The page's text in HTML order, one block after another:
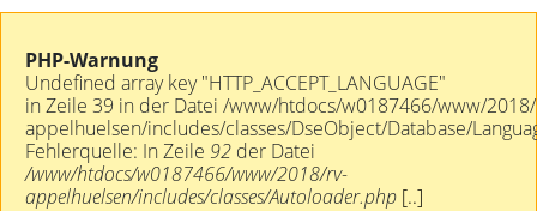
PHP-Warnung
Undefined array key "HTTP_ACCEPT_LANGUAGE"
in Zeile 39 in der Datei /www/htdocs/w0187466/www/
appelhuelsen/includes/classes/DseObject/Database/
Fehlerquelle: In Zeile 92 der Datei
/www/htdocs/w0187466/www/2018/rv-
appelhuelsen/includes/classes/Autoloader.php [..]